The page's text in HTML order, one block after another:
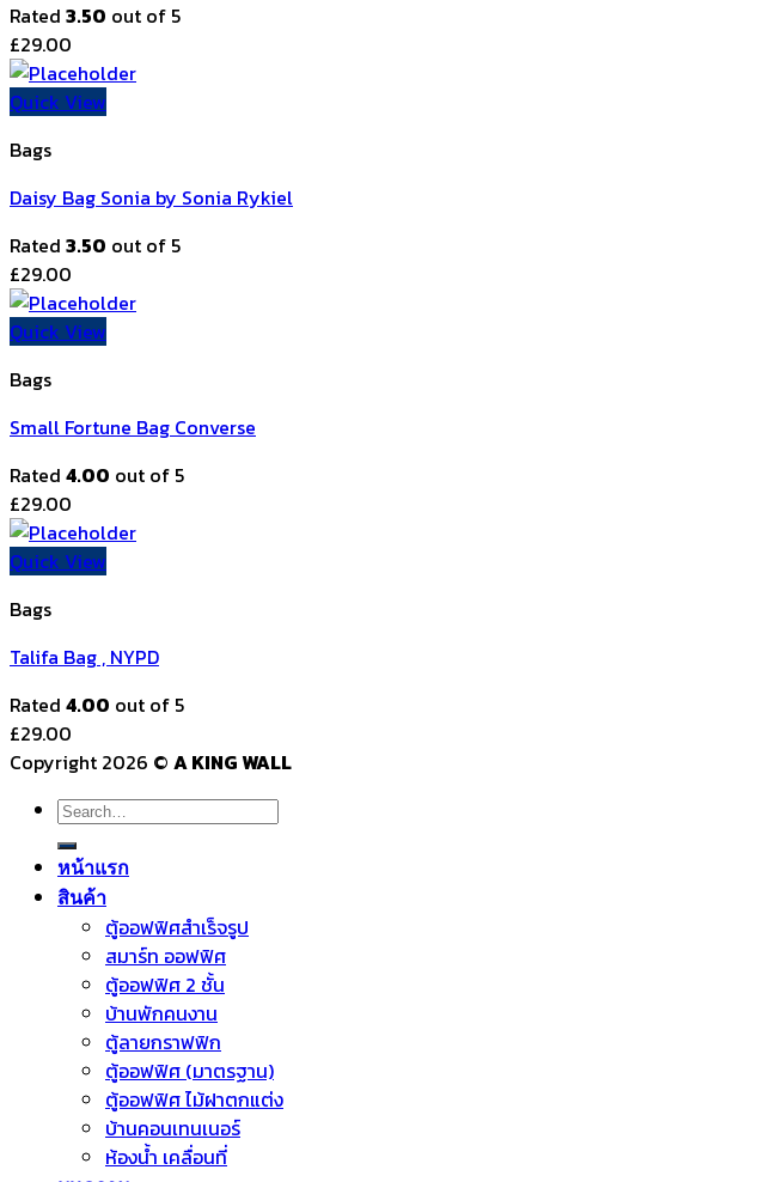
Rated 3.50 out of 5
£29.00
Quick View
Bags
Daisy Bag Sonia by Sonia Rykiel
Rated 3.50 out of 5
£29.00
Quick View
Bags
Small Fortune Bag Converse
Rated 4.00 out of 5
£29.00
Quick View
Bags
Talifa Bag , NYPD
Rated 4.00 out of 5
£29.00
Copyright 2026 © A KING WALL
Search
for:
หน้าแรก
สินค้า
ตู้ออฟฟิศสำเร็จรูป
สมาร์ท ออฟฟิศ
ตู้ออฟฟิศ 2 ชั้น
บ้านพักคนงาน
ตู้ลายกราฟฟิก
ตู้ออฟฟิศ (มาตรฐาน)
ตู้ออฟฟิศ ไม้ฝาตกแต่ง
บ้านคอนเทนเนอร์
ห้องน้ำ เคลื่อนที่